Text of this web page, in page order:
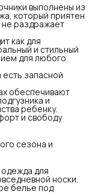
выполнены из
который приятен
не раздражает
как для
и стильный
для любого
запасной
обеспечивают
и
ребенку.
и свободу
сезона и
для
носки.
белье под